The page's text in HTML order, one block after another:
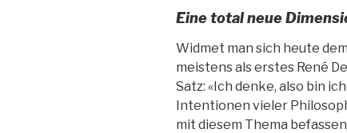
Eine total neue
Widmet man sich heute
meistens als erstes René
Satz: «Ich denke, also bin
Intentionen vieler
mit diesem Thema